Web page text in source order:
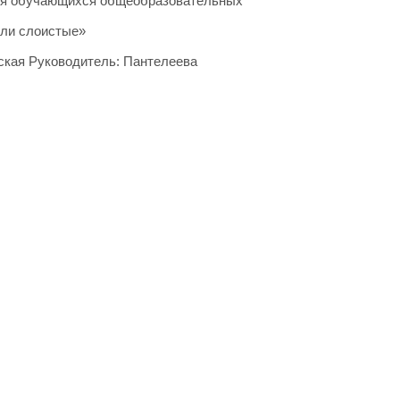
слоистые»
Руководитель: Пантелеева